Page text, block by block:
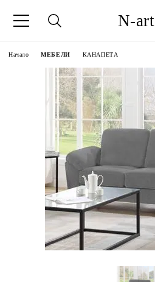
N-art
Начало МЕБЕЛИ КАНАПЕТА